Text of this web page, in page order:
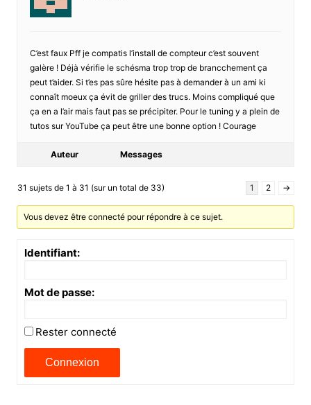
C’est faux Pff je compatis l’install de compteur c’est souvent
galère ! Déjà vérifie le schésma trop trop de brancchement ça
peut t’aider. Si t’es pas sûre hésite pas à demander à un ami ki
connaît moeux ça évit de griller des trucs. Moins compliqué que
ça en a l’air mais faut pas se précipiter. Pour le tuning y a plein de
tutos sur YouTube ça peut être une bonne option ! Courage
Auteur Messages
31 sujets de 1 à 31 (sur un total de 33) 1 2 →
Vous devez être connecté pour répondre à ce sujet.
Identifiant:
Mot de passe:
Rester connecté
Connexion